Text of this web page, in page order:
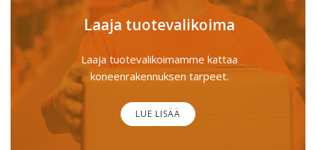
Laaja tuotevalikoima
Laaja tuotevalikoimamme kattaa
koneenrakennuksen tarpeet.
LUE LISÄÄ